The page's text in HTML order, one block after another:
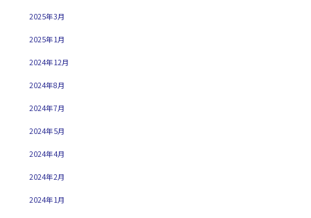
2025年3月
2025年1月
2024年12月
2024年8月
2024年7月
2024年5月
2024年4月
2024年2月
2024年1月